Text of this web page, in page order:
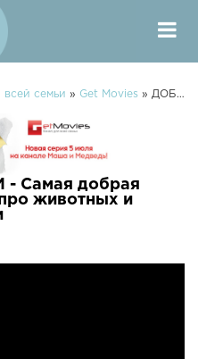
всей семьи » Get Movies » ДОБРОТА - КУКУТИКИ - Самая добрая песня мультик в мире про животных и инвалидо
Самая добрая
животных и